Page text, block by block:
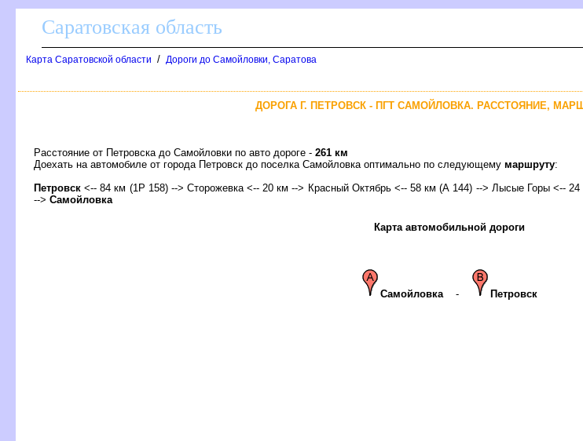
Саратовская область
Карта Саратовской области / Дороги до Самойловки, Саратова
ДОРОГА Г. ПЕТРОВСК - ПГТ САМОЙЛОВКА. РАССТОЯНИЕ,
Расстояние от Петровска до Самойловки по авто дороге - 261 км
Доехать на автомобиле от города Петровск до поселка Самойловка оптимально по следующему маршруту:
Петровск <-- 84 км (1Р 158) --> Сторожевка <-- 20 км --> Красный Октябрь <-- 58 км (А 144) --> Лысые Горы <--
--> Самойловка
Карта автомобильной дороги
Самойловка - Петровск